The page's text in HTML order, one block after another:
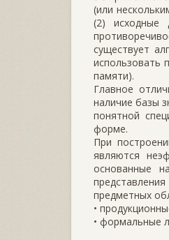
(или
(2) исходные
существует
использовать
памяти).
Главное
наличие базы
понятной
форме.
При
являются
основанные
предметных
•
• формальные